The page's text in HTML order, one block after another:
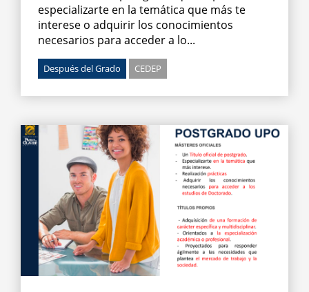
especializarte en la temática que más te
interese o adquirir los conocimientos
necesarios para acceder a lo...
Después del Grado CEDEP